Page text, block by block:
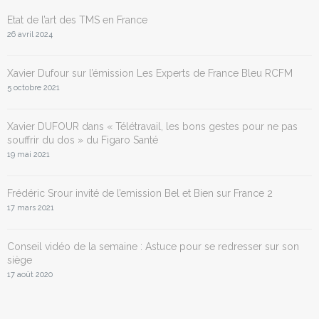
Etat de l’art des TMS en France
26 avril 2024
Xavier Dufour sur l’émission Les Experts de France Bleu RCFM
5 octobre 2021
Xavier DUFOUR dans « Télétravail, les bons gestes pour ne pas
souffrir du dos » du Figaro Santé
19 mai 2021
Frédéric Srour invité de l’emission Bel et Bien sur France 2
17 mars 2021
Conseil vidéo de la semaine : Astuce pour se redresser sur son
siège
17 août 2020